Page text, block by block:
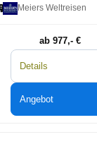
Meiers Weltreisen
ab 977,- €
Details
Angebot